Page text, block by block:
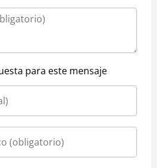
para este mensaje